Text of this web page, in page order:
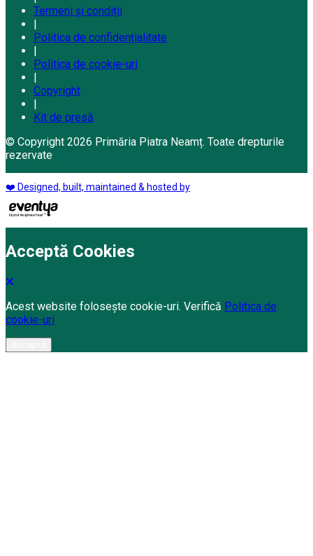
Termeni și condiții
Politica de confidențialitate
Politica de cookie-uri
Copyright
Kit de presă
© Copyright 2026 Primăria Piatra Neamț. Toate drepturile
rezervate
❤️ Designed, built, maintained & hosted by
Acceptă Cookies
Acest website folosește cookie-uri. Verifică Politica de
cookie-uri